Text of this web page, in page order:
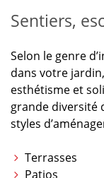
Sentiers,
Selon le genre
dans votre
esthétisme et
grande diversité
styles
Terrasses
Patios